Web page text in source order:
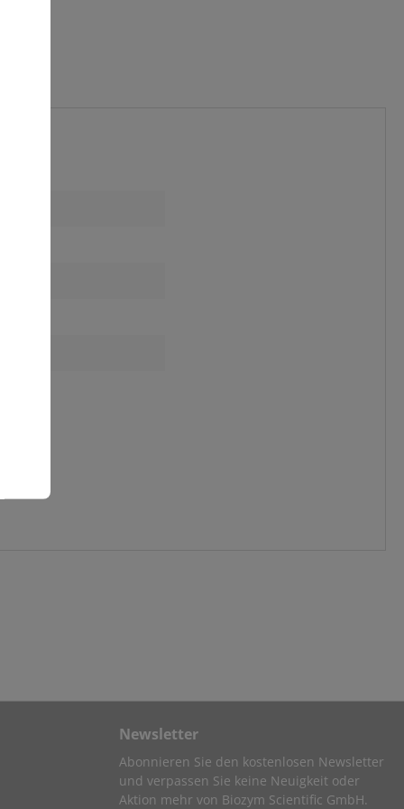
Newsletter
Abonnieren Sie den kostenlosen Newsletter
und verpassen Sie keine Neuigkeit oder
Aktion mehr von Biozym Scientific GmbH.